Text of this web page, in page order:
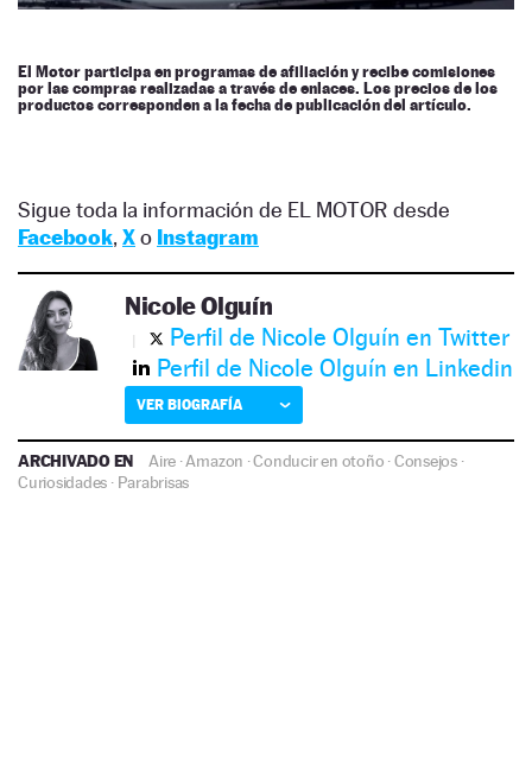
El Motor participa en programas de afiliación y recibe comisiones
por las compras realizadas a través de enlaces. Los precios de los
productos corresponden a la fecha de publicación del artículo.
Sigue toda la información de EL MOTOR desde
Facebook, Xo Instagram
Nicole Olguín
Perfil de Nicole Olguín en Twitter
Perfil de Nicole Olguín en Linkedin
VER BIOGRAFÍA
ARCHIVADO EN Aire ·Amazon ·Conducir en otoño ·Consejos·
Curiosidades · Parabrisas